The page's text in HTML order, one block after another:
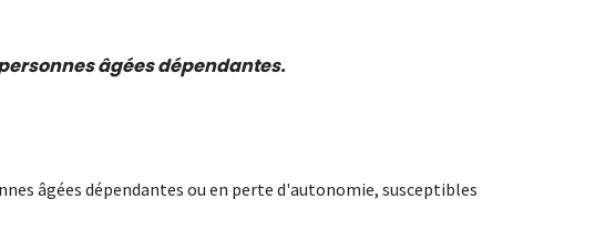
âgées dépendantes.
âgées dépendantes ou en perte d'autonomie, susceptibles